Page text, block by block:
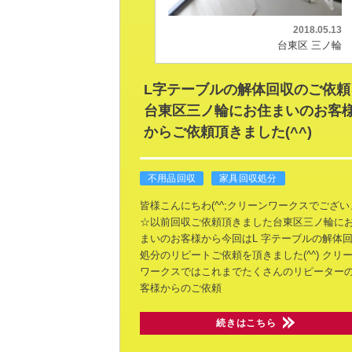
2018.05.13
台東区 三ノ輪
L字テーブルの解体回収のご依
台東区三ノ輪にお住まいのお客
からご依頼頂きました(^^)
不用品回収 家具回収処分
皆様こんにちわ(^^;クリーンワークスでござい
☆以前回収ご依頼頂きました台東区三ノ輪に
まいのお客様から今回はL 字テーブルの解体
処分のリピートご依頼を頂きました(^^) クリ
ワークスではこれまでたくさんのリピーター
客様からのご依頼
続きはこちら